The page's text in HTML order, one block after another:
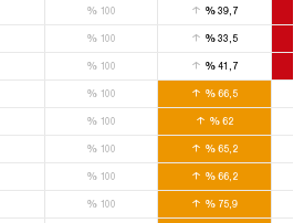
%100 %39,7
%100 %33,5
%100 %41,7
%100 %66,5
%100 %62
%100 %65,2
%100 %66,2
%100 %75,9